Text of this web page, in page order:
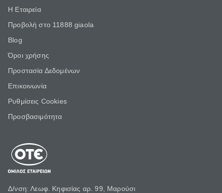
Η Εταιρεία
Προβολή στο 11888 giaola
Blog
Όροι χρήσης
Προστασία Δεδομένων
Επικοινωνία
Ρυθμίσεις Cookies
Προσβασιμότητα
Δ/νση: Λεωφ. Κηφισίας αρ. 99, Μαρούσι